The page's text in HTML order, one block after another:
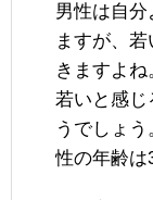
男性は自分
ますが、
きますよ
若いと感じ
うでしょ
性の年齢は